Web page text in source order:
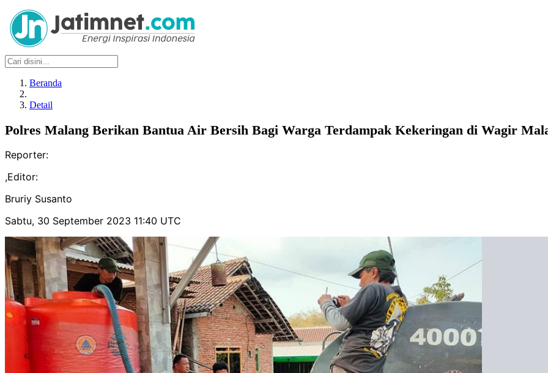
Beranda
Detail
Polres Malang Berikan Bantua Air Bersih Bagi Warga Terdampak Kekeringan di Wagir
Reporter:
,Editor:
Bruriy Susanto
Sabtu, 30 September 2023 11:40 UTC